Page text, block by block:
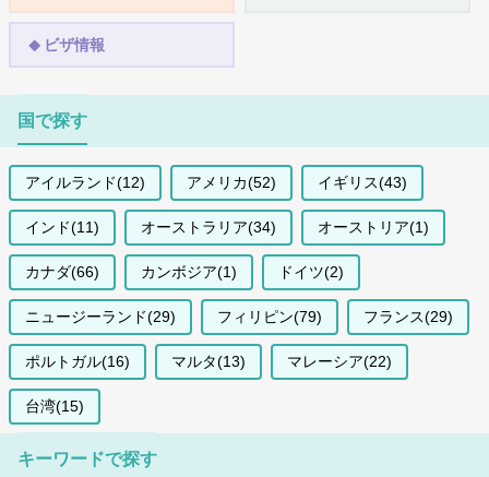
ビザ情報
国で探す
アイルランド(12) アメリカ(52) イギリス(43)
インド(11) オーストラリア(34) オーストリア(1)
カナダ(66) カンボジア(1) ドイツ(2)
ニュージーランド(29) フィリピン(79) フランス(29)
ポルトガル(16) マルタ(13) マレーシア(22)
台湾(15)
キーワードで探す